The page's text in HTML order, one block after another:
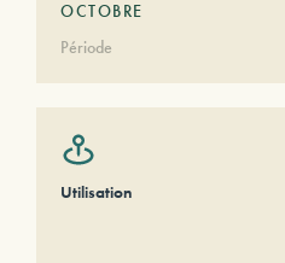
OCTOBRE
Période
Utilisation